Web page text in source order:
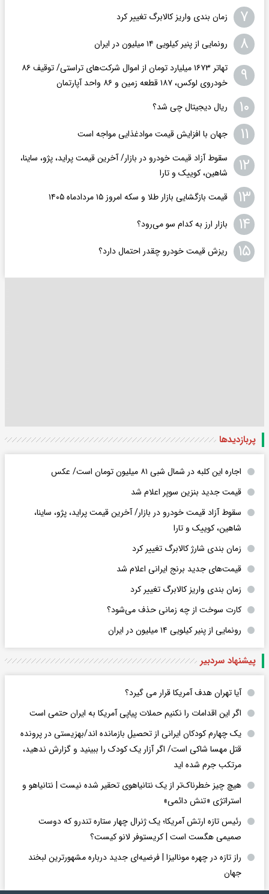
۷ زمان بندی واریز کالابرگ تغییر کرد
۸ رونمایی از پنیر کیلویی ۱۴ میلیون در ایران
۹
تهاتر ۱۶۷۳ میلیارد تومان از اموال شرکت‌های تراستی/ توقیف ۸۶
خودروی لوکس، ۱۸۷ قطعه زمین و ۸۶ واحد آپارتمان
۱۰ ریال دیجیتال چی شد؟
۱۱ جهان با افزایش قیمت موادغذایی مواجه است
۱۲
سقوط آزاد قیمت خودرو در بازار/ آخرین قیمت پراید، پژو، ساینا،
شاهین، کوییک و تارا
۱۳ قیمت بازگشایی بازار طلا و سکه امروز ۱۵ مردادماه ۱۴۰۵
۱۴ بازار ارز به کدام سو می‌رود؟
۱۵ ریزش قیمت خودرو چقدر احتمال دارد؟
پربازدید‌ها
اجاره این کلبه در شمال شبی ۸۱ میلیون تومان است/ عکس
قیمت جدید بنزین سوپر اعلام شد
سقوط آزاد قیمت خودرو در بازار/ آخرین قیمت پراید، پژو، ساینا،
شاهین، کوییک و تارا
زمان بندی شارژ کالابرگ تغییر کرد
قیمت‌های جدید برنج ایرانی اعلام شد
زمان بندی واریز کالابرگ تغییر کرد
کارت سوخت از چه زمانی حذف می‌شود؟
رونمایی از پنیر کیلویی ۱۴ میلیون در ایران
پیشنهاد سردبیر
آیا تهران هدف آمریکا قرار می گیرد؟
اگر این اقدامات را نکنیم حملات پیاپی آمریکا به ایران حتمی است
یک چهارم کودکان ایرانی از تحصیل بازمانده اند/بهزیستی در پرونده
قتل مهسا شاکی است/ اگر آزار یک کودک را ببینید و گزارش ندهید،
مرتکب جرم شده اید
هیچ چیز خطرناک‌تر از یک نتانیاهوی تحقیر شده نیست | نتانیاهو و
استراتژی «تنش دائمی»
رئیس تازه ارتش آمریکا؛ یک ژنرال چهار ستاره تندرو که دوست
صمیمی هگست است | کریستوفر لانو کیست؟
راز تازه در چهره مونالیزا | فرضیه‌ای جدید درباره مشهورترین لبخند
جهان